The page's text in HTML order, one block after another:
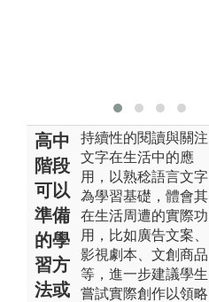
高中
階段
可以
準備
的學
習方
法或
持續性的閱讀與關注
文字在生活中的應
用，以熟稔語言文字
為學習基礎，體會其
在生活周遭的實際功
用，比如廣告文案、
影視劇本、文創商品
等，進一步建議學生
嘗試實際創作以領略